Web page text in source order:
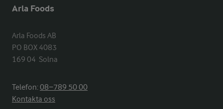
Arla Foods
Arla Foods AB
PO BOX 4083
169 04  Solna
Telefon:08−789 50 00
Kontakta oss